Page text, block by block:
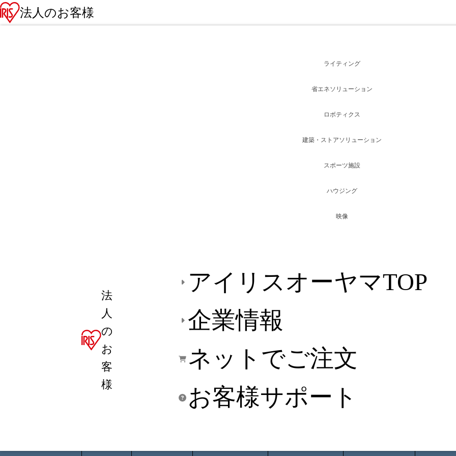
法人のお客様
法
人
の
お
客
様
アイリスオーヤマTOP
企業情報
ネットでご注文
お客様サポート
ライティング
省エネソリューション
ロボティクス
建築・ストアソリューション
スポーツ施設
ハウジング
映像